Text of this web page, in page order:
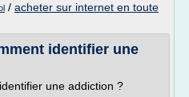
/ acheter sur internet en toute
identifier une
une addiction ?